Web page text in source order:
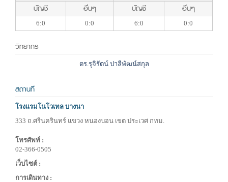
บัญชี
อื่นๆ บัญชี อื่นๆ
6:0 0:0 6:0 0:0
วิทยากร
ดร.รุจิรัตน์ ปาลีพัฒน์สกุล
สถานที่
โรงแรมโนโวเทล บางนา
333 ถ.ศรีนครินทร์ แขวง หนองบอน เขต ประเวศ กทม.
โทรศัพท์ :
02-366-0505
เว็บไซต์ :
การเดินทาง :